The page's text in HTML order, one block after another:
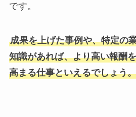
です。
成果を上げた事例や、特定の
知識があれば、より高い報酬
高まる仕事といえるでしょう。